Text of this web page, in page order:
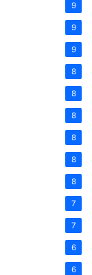
9
9
9
8
8
8
8
8
8
7
7
6
6